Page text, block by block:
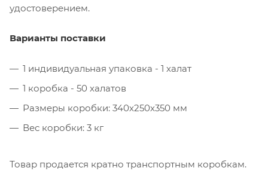
удостоверением.
Варианты поставки
1 индивидуальная упаковка - 1 халат
1 коробка - 50 халатов
Размеры коробки: 340х250х350 мм
Вес коробки: 3 кг
Товар продается кратно транспортным коробкам.